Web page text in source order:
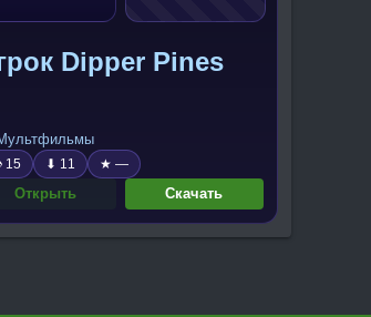
Dipper Pines
15 ⬇ 11 ★ —
Открыть Скачать